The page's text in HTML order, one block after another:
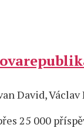
David,
25 000